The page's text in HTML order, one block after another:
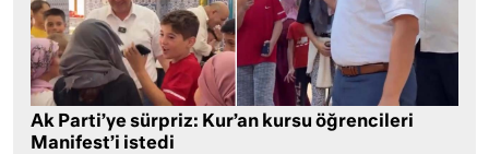
Ak Parti’ye sürpriz: Kur’an kursu öğrencileri
Manifest’i istedi